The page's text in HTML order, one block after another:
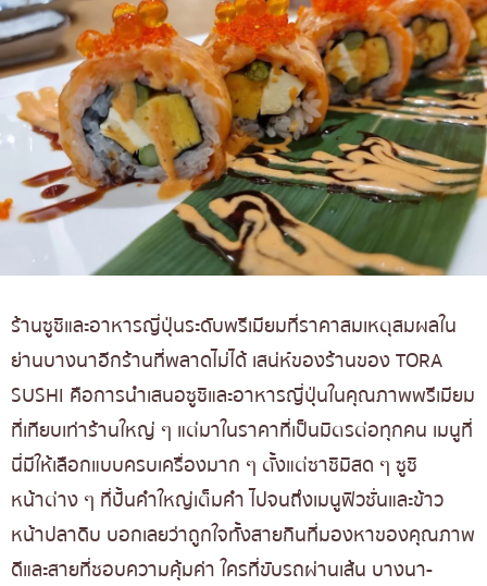
ร้านซูชิและอาหารญี่ปุ่นระดับพรีเมียมที่ราคาสมเหตุสมผลใน
ย่านบางนาอีกร้านที่พลาดไม่ได้ เสน่ห์ของร้านของ TORA
SUSHI คือการนำเสนอซูชิและอาหารญี่ปุ่นในคุณภาพพรีเมียม
ที่เทียบเท่าร้านใหญ่ ๆ แต่มาในราคาที่เป็นมิตรต่อทุกคน เมนูที่
นี่มีให้เลือกแบบครบเครื่องมาก ๆ ตั้งแต่ซาชิมิสด ๆ ซูชิ
หน้าต่าง ๆ ที่ปั้นคำใหญ่เต็มคำ ไปจนถึงเมนูฟิวชั่นและข้าว
หน้าปลาดิบ บอกเลยว่าถูกใจทั้งสายกินที่มองหาของคุณภาพ
ดีและสายที่ชอบความคุ้มค่า ใครที่ขับรถผ่านเส้น บางนา-